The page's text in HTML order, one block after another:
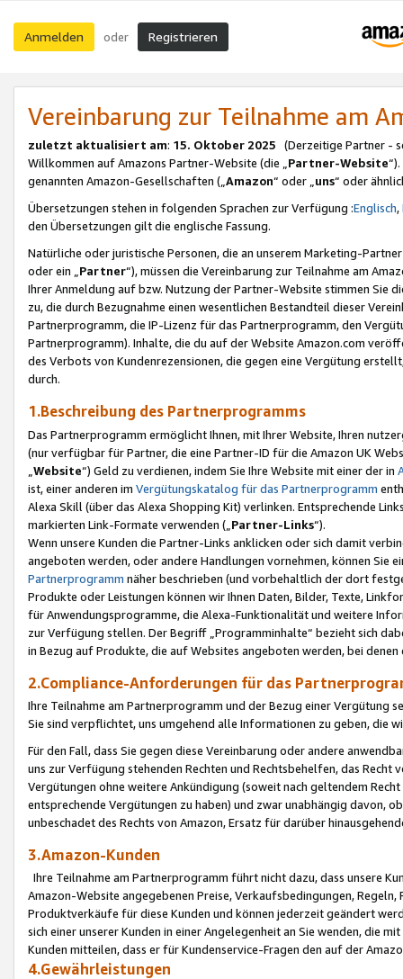
Anmelden oder Registrieren
Vereinbarung zur Teilnahme am
zuletzt aktualisiert am: 15. Oktober 2025 (Derzeitige Partner -
Willkommen auf Amazons Partner-Website (die „Partner-Website
genannten Amazon-Gesellschaften („Amazon“ oder „uns“ oder
Übersetzungen stehen in folgenden Sprachen zur Verfügung :Englisch,
den Übersetzungen gilt die englische Fassung.
Natürliche oder juristische Personen, die an unserem Marketing-
oder ein „Partner“), müssen die Vereinbarung zur Teilnahme am
Ihrer Anmeldung auf bzw. Nutzung der Partner-Website stimmen Sie
zu, die durch Bezugnahme einen wesentlichen Bestandteil dieser
Partnerprogramm, die IP-Lizenz für das Partnerprogramm, den
Partnerprogramm). Inhalte, die du auf der Website Amazon.com
des Verbots von Kundenrezensionen, die gegen eine Vergütung
durch.
1.Beschreibung des Partnerprogramms
Das Partnerprogramm ermöglicht Ihnen, mit Ihrer Website, Ihren
(nur verfügbar für Partner, die eine Partner-ID für die Amazon UK
Website“) Geld zu verdienen, indem Sie Ihre Website mit einer der in
ist, einer anderen im Vergütungskatalog für das Partnerprogramm
Alexa Skill (über das Alexa Shopping Kit) verlinken. Entsprechende
markierten Link-Formate verwenden („ Partner-Links“).
Wenn unsere Kunden die Partner-Links anklicken oder sich damit
angeboten werden, oder andere Handlungen vornehmen, können Sie
Partnerprogramm näher beschrieben (und vorbehaltlich der dort
Produkte oder Leistungen können wir Ihnen Daten, Bilder, Texte,
für Anwendungsprogramme, die Alexa-Funktionalität und weitere
zur Verfügung stellen. Der Begriff „Programminhalte“ bezieht sich
in Bezug auf Produkte, die auf Websites angeboten werden, bei
2.Compliance-Anforderungen für das
Ihre Teilnahme am Partnerprogramm und der Bezug einer Vergütung
Sie sind verpflichtet, uns umgehend alle Informationen zu geben, die
Für den Fall, dass Sie gegen diese Vereinbarung oder andere
uns zur Verfügung stehenden Rechten und Rechtsbehelfen, das
Vergütungen ohne weitere Ankündigung (soweit nach geltendem
entsprechende Vergütungen zu haben) und zwar unabhängig davon,
unbeschadet des Rechts von Amazon, Ersatz für darüber
3.Amazon-Kunden
Ihre Teilnahme am Partnerprogramm führt nicht dazu, dass unsere
Amazon-Website angegebenen Preise, Verkaufsbedingungen,
Produktverkäufe für diese Kunden und können jederzeit geändert
sich einer unserer Kunden in einer Angelegenheit an Sie wenden, die
Kunden mitteilen, dass er für Kundenservice-Fragen den auf der
4.Gewährleistungen